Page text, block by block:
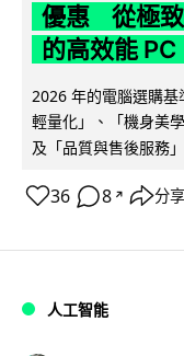
優惠 從極致
的高效能 PC
2026 年的電腦選購
輕量化」、「機身美
及「品質與售後服務
36 8 ↗ 分享
人工智能